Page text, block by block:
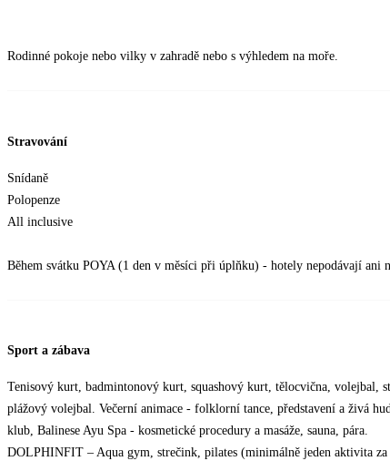
Rodinné pokoje nebo vilky v zahradě nebo s výhledem na moře.
Stravování
Snídaně
Polopenze
All inclusive
Během svátku POYA (1 den v měsíci při úplňku) - hotely nepodávají ani
Sport a zábava
Tenisový kurt, badmintonový kurt, squashový kurt, tělocvična, volejbal,
plážový volejbal. Večerní animace - folklorní tance, představení a živá
klub, Balinese Ayu Spa - kosmetické procedury a masáže, sauna, pára.
DOLPHINFIT – Aqua gym, strečink, pilates (minimálně jeden aktivita za